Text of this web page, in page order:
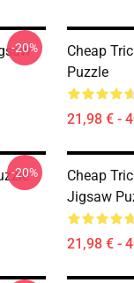
-20%
Cheap
Puzzle
21,98 € -
-20%
Cheap
Jigsaw
21,98 € -